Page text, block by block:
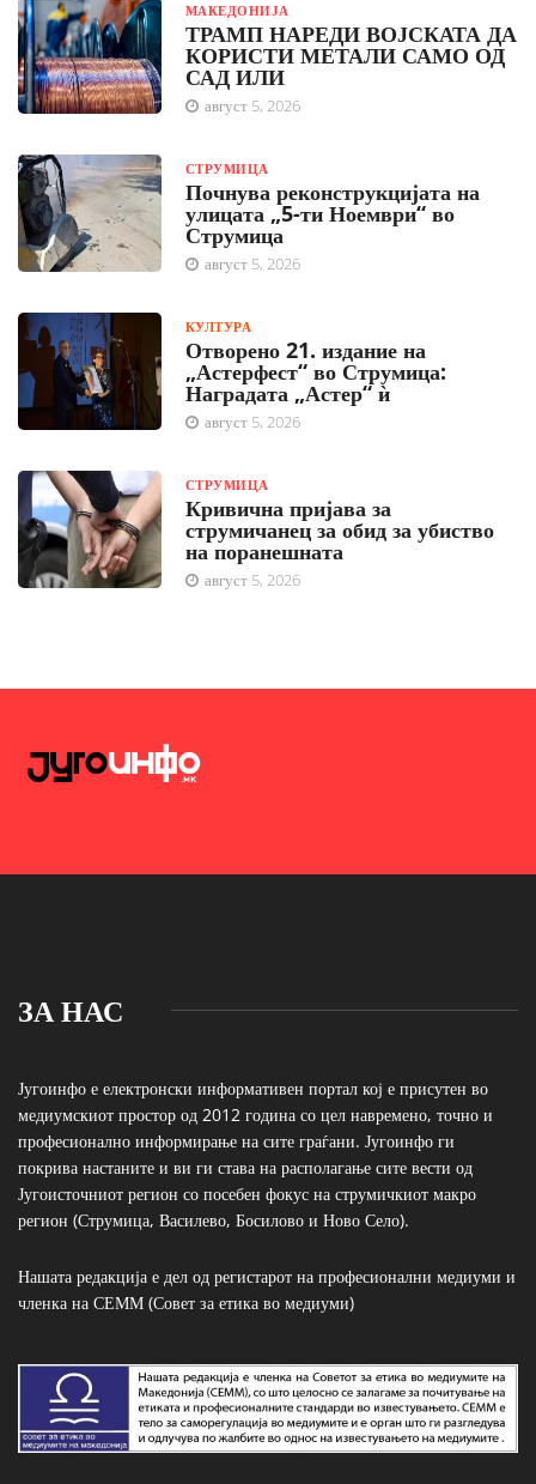
МАКЕДОНИЈА
ТРАМП НАРЕДИ ВОЈСКАТА ДА
КОРИСТИ МЕТАЛИ САМО ОД
САД ИЛИ
август 5, 2026
СТРУМИЦА
Почнува реконструкцијата на
улицата „5-ти Ноември“ во
Струмица
август 5, 2026
КУЛТУРА
Отворено 21. издание на
„Астерфест“ во Струмица:
Наградата „Астер“ ѝ
август 5, 2026
СТРУМИЦА
Кривична пријава за
струмичанец за обид за убиство
на поранешната
август 5, 2026
ЗА НАС
Југоинфо е електронски информативен портал кој е присутен во
медиумскиот простор од 2012 година со цел навремено, точно и
професионално информирање на сите граѓани. Југоинфо ги
покрива настаните и ви ги става на располагање сите вести од
Југоисточниот регион со посебен фокус на струмичкиот макро
регион (Струмица, Василево, Босилово и Ново Село).
Нашата редакција е дел од регистарот на професионални медиуми и
членка на СЕММ (Совет за етика во медиуми)